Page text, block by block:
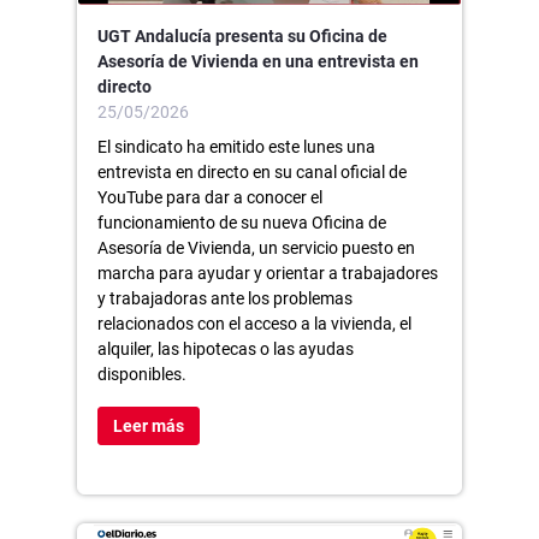
UGT Andalucía presenta su Oficina de
Asesoría de Vivienda en una entrevista en
directo
25/05/2026
El sindicato ha emitido este lunes una
entrevista en directo en su canal oficial de
YouTube para dar a conocer el
funcionamiento de su nueva Oficina de
Asesoría de Vivienda, un servicio puesto en
marcha para ayudar y orientar a trabajadores
y trabajadoras ante los problemas
relacionados con el acceso a la vivienda, el
alquiler, las hipotecas o las ayudas
disponibles.
Leer más